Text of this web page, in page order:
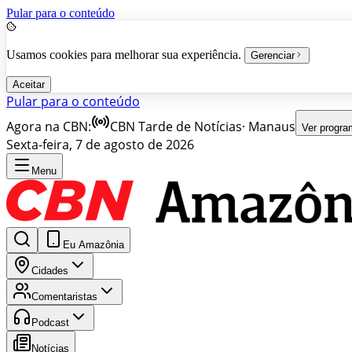
Pular para o conteúdo
Usamos cookies para melhorar sua experiência. Gerenciar
Aceitar
Pular para o conteúdo
Agora na CBN:
CBN Tarde de Notícias· Manaus Ver
Sexta-feira, 7 de agosto de 2026
Menu
Eu Amazônia
Cidades
Comentaristas
Podcast
Notícias